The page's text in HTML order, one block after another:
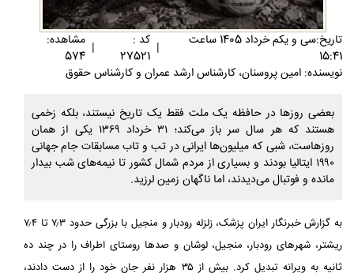
تاريخ:سی و يکم خرداد 1405 ساعت
15:41
| کد :
27521
| مشاهده:
574
نویسنده: امین پروسنان، کارشناس ارشد عمران و کارشناس حقوق
بعضی روزها در حافظه یک ملت فقط یک تاریخ نیستند، بلکه زخمی
هستند که هر سال سر باز می‌کند؛ ۳۱ خرداد ۱۳۶۹ یکی از همان
روزهاست، شبی که میلیون‌ها ایرانی در تب و تاب مسابقات جام جهانی
۱۹۹۰ ایتالیا بودند و بسیاری از مردم شمال کشور تا نیمه‌های شب بیدار
مانده و فوتبال می‌دیدند، اما ناگهان زمین لرزید.
به گزارش خبرنگار ایران پزشک، زلزله رودبار و منجیل با بزرگی حدود ۷٫۳ تا ۷٫۴
ریشتر، شهرهای رودبار، منجیل، لوشان و صدها روستای اطراف را در چند ده
ثانیه به ویرانه تبدیل کرد. بیش از ۳۵ هزار نفر جان خود را از دست دادند،